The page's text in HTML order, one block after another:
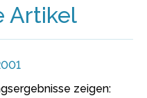
Artikel
zeigen: